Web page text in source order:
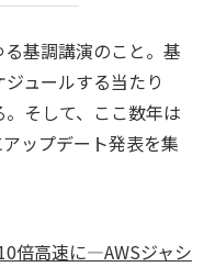
基調講演のこと。基
ュールする当たり
そして、ここ数年は
ップデート発表を集
倍高速に―AWSジャシ